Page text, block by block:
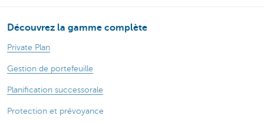
Découvrez la gamme complète
Private Plan
Gestion de portefeuille
Planification successorale
Protection et prévoyance